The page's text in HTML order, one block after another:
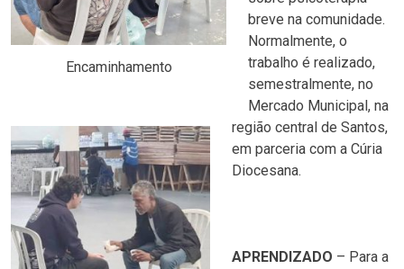
Encaminhamento
breve na comunidade.
Normalmente, o
trabalho é realizado,
semestralmente, no
Mercado Municipal, na
região central de Santos,
em parceria com a Cúria
Diocesana.
APRENDIZADO – Para a